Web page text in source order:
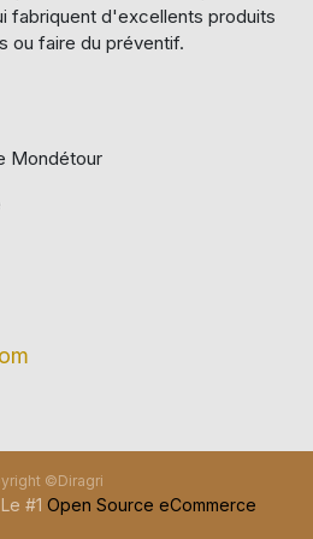
fabriquent d'excellents produits
ou faire du préventif.
Mondétour
©Diragri
#1Open Source eCommerce